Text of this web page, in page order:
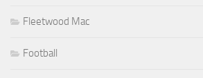
Fleetwood Mac
Football